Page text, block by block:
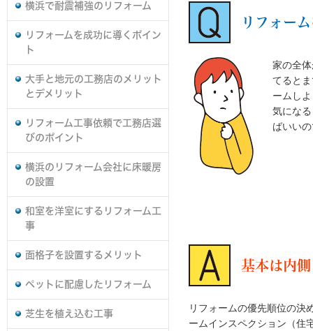
横浜で耐震補強のリフォーム
リフォームを成功に導くポイン
ト
大手と地元の工務店のメリット
とデメリット
リフォーム工事依頼で工務店選
びのポイント
横浜のリフォーム会社に床暖房
の設置
和室を洋室にするリフォーム工
事
面格子を設置するメリット
ペットに配慮したリフォーム
芝生を植え込む工事
リフォー
家の全
てると
ームし
気にな
ばいい
基本は内
リフォームの優先順位の決
ームインスペクション（住